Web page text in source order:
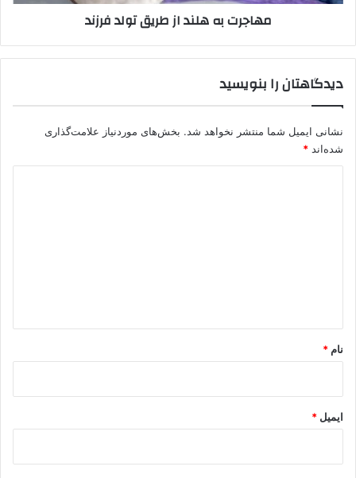
مهاجرت به هلند از طریق تولد فرزند
دیدگاهتان را بنویسید
نشانی ایمیل شما منتشر نخواهد شد. بخش‌های موردنیاز علامت‌گذاری
شده‌اند *
نام *
ایمیل *